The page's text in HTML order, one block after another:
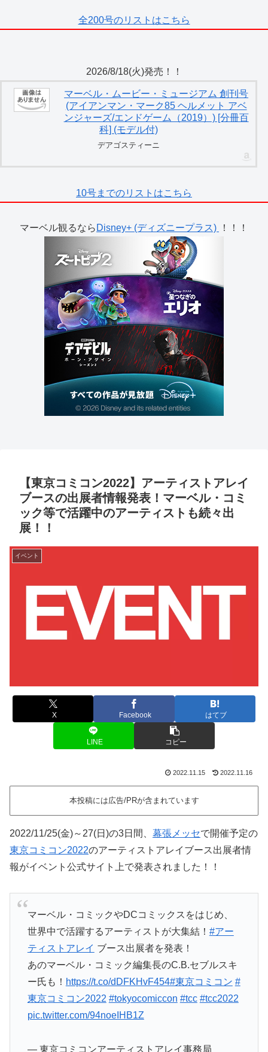
全200号のリストはこちら
2026/8/18(火)発売！！
マーベル・ムービー・ミュージアム 創刊号
(アイアンマン・マーク85 ヘルメット アベ
ンジャーズ/エンドゲーム（2019）) [分冊百
科] (モデル付)
デアゴスティーニ
10号までのリストはこちら
マーベル観るなら Disney+ (ディズニープラス) ！！！
【東京コミコン2022】アーティストアレイ
ブースの出展者情報発表！マーベル・コミ
ック等で活躍中のアーティストも続々出
展！！
イベント
X Facebook はてブ
LINE コピー
2022.11.15 2022.11.16
本投稿には広告/PRが含まれています
2022/11/25(金)～27(日)の3日間、 幕張メッセで開催予定の
東京コミコン2022のアーティストアレイブース出展者情
報がイベント公式サイト上で発表されました！！
マーベル・コミックやDCコミックスをはじめ、
世界中で活躍するアーティストが大集結！ #アー
ティストアレイ ブース出展者を発表！
あのマーベル・コミック編集長のC.B.セブルスキ
ー氏も！ https://t.co/dDFKHvF454#東京コミコン #
東京コミコン2022 #tokyocomiccon #tcc #tcc2022
pic.twitter.com/94noeIHB1Z
— 東京コミコンアーティストアレイ事務局